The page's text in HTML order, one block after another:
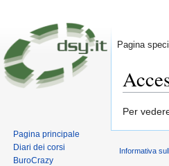
Per
Pagina
Pagina principale
Diari dei corsi
BuroCrazy
Informativa